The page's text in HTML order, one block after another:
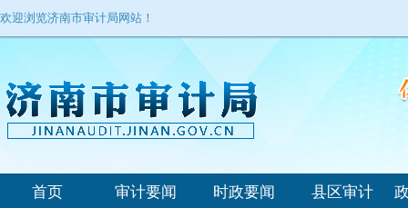
欢迎浏览济南市审计局网站！
首页 审计要闻 时政要闻 县区审计